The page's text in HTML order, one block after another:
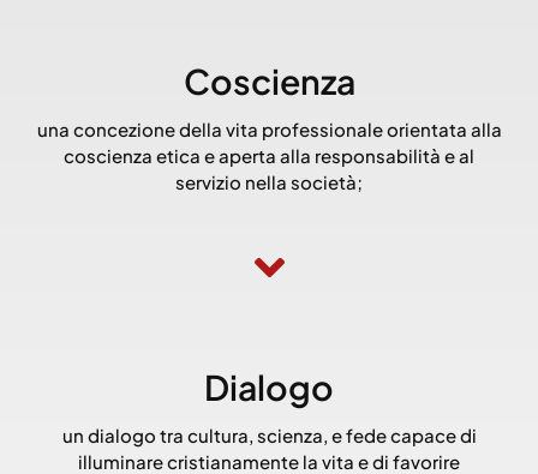
Coscienza
una concezione della vita professionale orientata alla
coscienza etica e aperta alla responsabilità e al
servizio nella società;
Dialogo
un dialogo tra cultura, scienza, e fede capace di
illuminare cristianamente la vita e di favorire